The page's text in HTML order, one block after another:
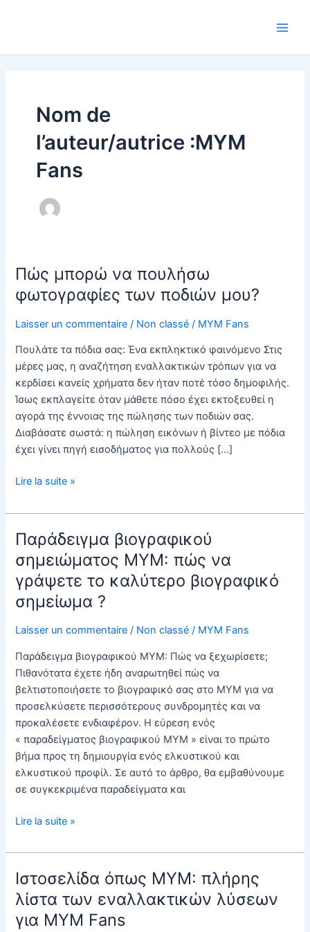
Nom de
l’auteur/autrice :MYM
Fans
Πώς μπορώ να πουλήσω
φωτογραφίες των ποδιών μου?
Laisser un commentaire / Non classé / MYM Fans
Πουλάτε τα πόδια σας: Ένα εκπληκτικό φαινόμενο Στις
μέρες μας, η αναζήτηση εναλλακτικών τρόπων για να
κερδίσει κανείς χρήματα δεν ήταν ποτέ τόσο δημοφιλής.
Ίσως εκπλαγείτε όταν μάθετε πόσο έχει εκτοξευθεί η
αγορά της έννοιας της πώλησης των ποδιών σας.
Διαβάσατε σωστά: η πώληση εικόνων ή βίντεο με πόδια
έχει γίνει πηγή εισοδήματος για πολλούς […]
Πώς
να
πουλήσω
φωτογραφίες
των
ποδιών
μου?
Lire la suite »
Παράδειγμα βιογραφικού
σημειώματος MYM: πώς να
γράψετε το καλύτερο βιογραφικό
σημείωμα ?
Laisser un commentaire / Non classé / MYM Fans
Παράδειγμα βιογραφικού MYM: Πώς να ξεχωρίσετε;
Πιθανότατα έχετε ήδη αναρωτηθεί πώς να
βελτιστοποιήσετε το βιογραφικό σας στο MYM για να
προσελκύσετε περισσότερους συνδρομητές και να
προκαλέσετε ενδιαφέρον. Η εύρεση ενός
« παραδείγματος βιογραφικού MYM » είναι το πρώτο
βήμα προς τη δημιουργία ενός ελκυστικού και
ελκυστικού προφίλ. Σε αυτό το άρθρο, θα εμβαθύνουμε
σε συγκεκριμένα παραδείγματα και
Παράδειγμα
σημειώματος
MYM:
πώς
να
γράψετε
Lire la suite »
Ιστοσελίδα όπως MYM: πλήρης
λίστα των εναλλακτικών λύσεων
για MYM Fans